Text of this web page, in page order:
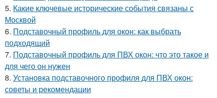
5. Какие ключевые исторические события связаны с
Москвой
6. Подставочный профиль для окон: как выбрать
подходящий
7. Подставочный профиль для ПВХ окон: что это такое и
для чего он нужен
8. Установка подставочного профиля для ПВХ окон:
советы и рекомендации